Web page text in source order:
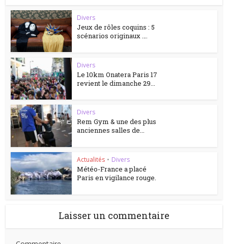
Divers
Jeux de rôles coquins : 5
scénarios originaux ….
Divers
Le 10km Onatera Paris 17
revient le dimanche 29...
Divers
Rem Gym & une des plus
anciennes salles de...
Actualités • Divers
Météo-France a placé
Paris en vigilance rouge.
Laisser un commentaire